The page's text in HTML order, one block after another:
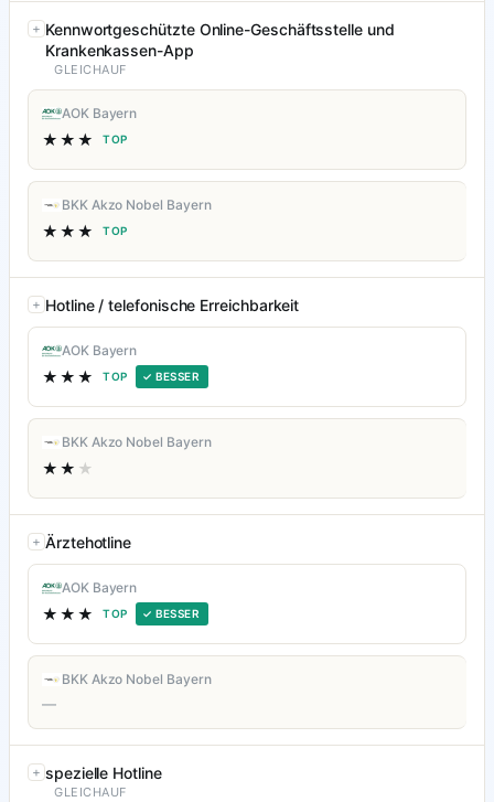
Kennwortgeschützte Online-Geschäftsstelle und
Krankenkassen-App
GLEICHAUF
AOK Bayern
★★★ TOP
BKK Akzo Nobel Bayern
★★★ TOP
Hotline / telefonische Erreichbarkeit
AOK Bayern
★★★ TOP ✓ BESSER
BKK Akzo Nobel Bayern
★★ ★
Ärztehotline
AOK Bayern
★★★ TOP ✓ BESSER
BKK Akzo Nobel Bayern
—
spezielle Hotline
GLEICHAUF